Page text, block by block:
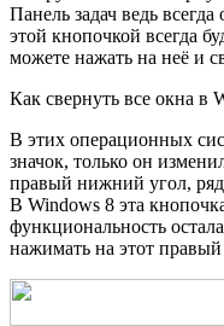
Панель задач ведь
этой кнопочкой всегда
можете нажать на неё и
Как свернуть все окна в
В этих операционных
значок, только он
правый нижний угол,
В Windows 8 эта
функциональность
нажимать на этот правый